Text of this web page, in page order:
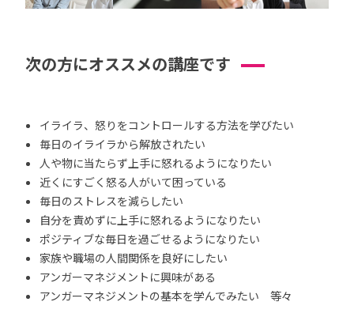
次の方にオススメの講座です
イライラ、怒りをコントロールする方法を学びたい
毎日のイライラから解放されたい
人や物に当たらず上手に怒れるようになりたい
近くにすごく怒る人がいて困っている
毎日のストレスを減らしたい
自分を責めずに上手に怒れるようになりたい
ポジティブな毎日を過ごせるようになりたい
家族や職場の人間関係を良好にしたい
アンガーマネジメントに興味がある
アンガーマネジメントの基本を学んでみたい 等々